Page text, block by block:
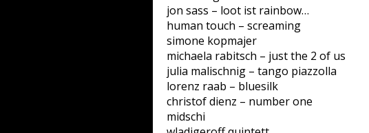
jon sass – loot ist rainbow…
human touch – screaming
simone kopmajer
michaela rabitsch – just the 2 of us
julia malischnig – tango piazzolla
lorenz raab – bluesilk
christof dienz – number one
midschi